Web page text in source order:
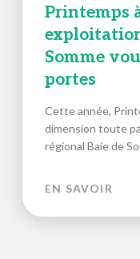
Printemps
Somme
portes
Cette année,
dimension toute
régional Baie de
EN SAVOIR